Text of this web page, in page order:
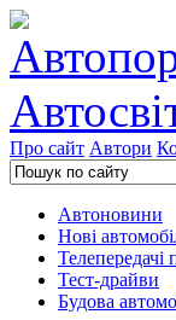
Про сайт Автори
Автоновини
Нові
Телепередачі
Тест-драйви
Будова